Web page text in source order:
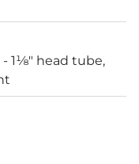
en tevens
uitstekende
verschil
E+ 2 D is het
in-1 RideControl
1⅛" head tube,